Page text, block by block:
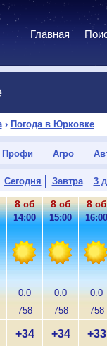
Главная
› Погода в Юрковке
Профи Агро
Сегодня Завтра 3
8 сб
14:00
0.0
758
+34
8 сб
15:00
0.0
758
+34
8 сб
16:00
0.0
758
+33